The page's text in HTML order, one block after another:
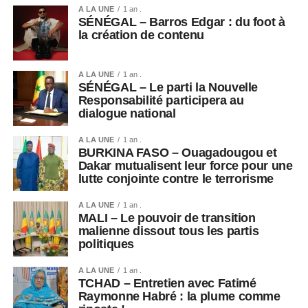
A LA UNE 1 an .
SÉNÉGAL – Barros Edgar : du foot à
la création de contenu
A LA UNE 1 an .
SÉNÉGAL – Le parti la Nouvelle
Responsabilité participera au
dialogue national
A LA UNE 1 an .
BURKINA FASO – Ouagadougou et
Dakar mutualisent leur force pour une
lutte conjointe contre le terrorisme
A LA UNE 1 an .
MALI – Le pouvoir de transition
malienne dissout tous les partis
politiques
A LA UNE 1 an .
TCHAD – Entretien avec Fatimé
Raymonne Habré : la plume comme